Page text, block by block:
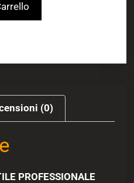
(0)
PROFESSIONALE